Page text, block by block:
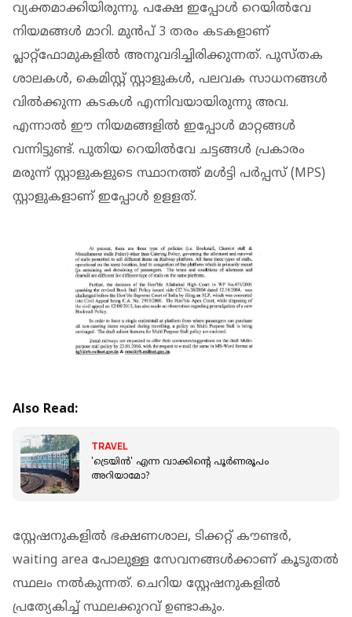
വ്യക്തമാക്കിയിരുന്നു. പക്ഷേ ഇപ്പോള്‍ റെയില്‍വേ
നിയമങ്ങള്‍ മാറി. മുന്‍പ് 3 തരം കടകളാണ്
പ്ലാറ്റ്‌ഫോമുകളില്‍ അനുവദിച്ചിരിക്കുന്നത്. പുസ്തക
ശാലകള്‍, കെമിസ്റ്റ് സ്റ്റാളുകള്‍, പലവക സാധനങ്ങള്‍
വില്‍ക്കുന്ന കടകള്‍ എന്നിവയായിരുന്നു അവ.
എന്നാല്‍ ഈ നിയമങ്ങളില്‍ ഇപ്പോള്‍ മാറ്റങ്ങള്‍
വന്നിട്ടുണ്ട്. പുതിയ റെയില്‍വേ ചട്ടങ്ങള്‍ പ്രകാരം
മരുന്ന് സ്റ്റാളുകളുടെ സ്ഥാനത്ത് മള്‍ട്ടി പര്‍പ്പസ് (MPS)
സ്റ്റാളുകളാണ് ഇപ്പോള്‍ ഉളളത്.
Also Read:
TRAVEL
'ട്രെയിന്‍' എന്ന വാക്കിന്റെ പൂര്‍ണരൂപം
അറിയാമോ?
സ്റ്റേഷനുകളില്‍ ഭക്ഷണശാല, ടിക്കറ്റ് കൗണ്ടര്‍,
waiting area പോലുള്ള സേവനങ്ങള്‍ക്കാണ് കൂടുതല്‍
സ്ഥലം നല്‍കുന്നത്. ചെറിയ സ്റ്റേഷനുകളില്‍
പ്രത്യേകിച്ച് സ്ഥലക്കുറവ് ഉണ്ടാകും.